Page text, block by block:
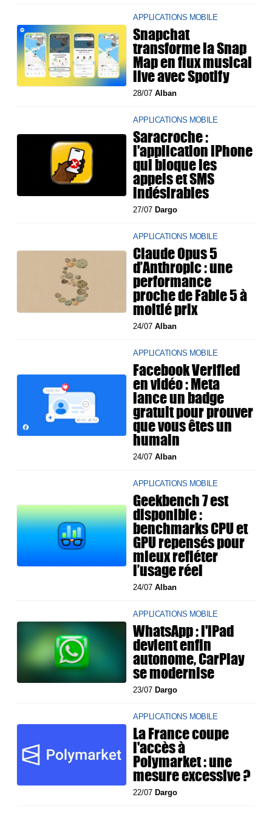
APPLICATIONS MOBILE
Snapchat
transforme la Snap
Map en flux musical
live avec Spotify
28/07Alban
APPLICATIONS MOBILE
Saracroche :
l'application iPhone
qui bloque les
appels et SMS
indésirables
27/07 Dargo
APPLICATIONS MOBILE
Claude Opus 5
d’Anthropic : une
performance
proche de Fable 5 à
moitié prix
24/07Alban
APPLICATIONS MOBILE
Facebook Verified
en vidéo : Meta
lance un badge
gratuit pour prouver
que vous êtes un
humain
24/07Alban
APPLICATIONS MOBILE
Geekbench 7 est
disponible :
benchmarks CPU et
GPU repensés pour
mieux refléter
l’usage réel
24/07Alban
APPLICATIONS MOBILE
WhatsApp : l'iPad
devient enfin
autonome, CarPlay
se modernise
23/07 Dargo
APPLICATIONS MOBILE
La France coupe
l'accès à
Polymarket : une
mesure excessive ?
22/07 Dargo